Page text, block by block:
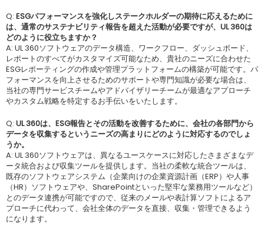
Q: ESGパフォーマンスを強化しステークホルダーの期待に応えるために
は、通常のサステナビリティ報告を超えた活動が必要ですが、UL 360は
どのように役立ちますか？
A: UL 360ソフトウェアのデータ構造、ワークフロー、ダッシュボード、
レポートのすべてがカスタマイズ可能なため、貴社のニーズに合わせた
ESGレポーティングの作成や管理プラットフォームの構築が可能です。パ
フォーマンスを向上させるためのサポートや専門知識が必要な場合は、
当社の専門サービスチームやアドバイザリーチームが最適なアプローチ
やカスタム戦略を特定するお手伝いをいたします。
Q: UL 360は、ESG報告とその活動を改善するために、会社の各部門から
データを収集するというニーズの高まりにどのように対応するのでしょ
うか。
A: UL 360ソフトウェアは、異なるユースケースに対応したさまざまなデ
ータ統合および収集ツールを提供します。当社の柔軟な統合ツールは、
既存のソフトウェアシステム（企業向けの企業資源計画（ERP）や人事
（HR）ソフトウェアや、SharePointといった堅牢な業務用ツールなど）
とのデータ連携が可能ですので、従来のメールや表計算ソフトによるア
プローチに代わって、会社全体のデータを直接、収集・管理できるよう
になります。